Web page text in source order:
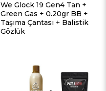
We Glock 19 Gen4 Tan +
Green Gas + 0.20gr BB +
Taşıma Çantası + Balistik
Gözlük